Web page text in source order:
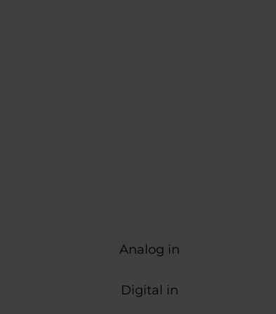
Analog in
Digital in